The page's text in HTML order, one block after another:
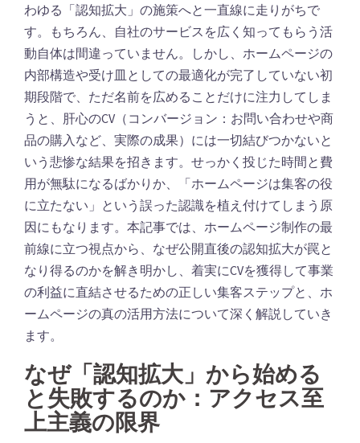
わゆる「認知拡大」の施策へと一直線に走りがちで
す。もちろん、自社のサービスを広く知ってもらう活
動自体は間違っていません。しかし、ホームページの
内部構造や受け皿としての最適化が完了していない初
期段階で、ただ名前を広めることだけに注力してしま
うと、肝心のCV（コンバージョン：お問い合わせや商
品の購入など、実際の成果）には一切結びつかないと
いう悲惨な結果を招きます。せっかく投じた時間と費
用が無駄になるばかりか、「ホームページは集客の役
に立たない」という誤った認識を植え付けてしまう原
因にもなります。本記事では、ホームページ制作の最
前線に立つ視点から、なぜ公開直後の認知拡大が罠と
なり得るのかを解き明かし、着実にCVを獲得して事業
の利益に直結させるための正しい集客ステップと、ホ
ームページの真の活用方法について深く解説していき
ます。
なぜ「認知拡大」から始める
と失敗するのか：アクセス至
上主義の限界